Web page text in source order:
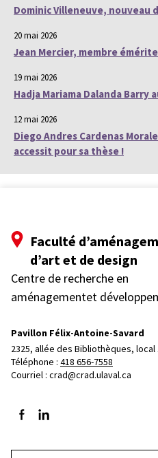
Dominic Villeneuve, nouveau
20 mai 2026
Jean Mercier, membre émérite
19 mai 2026
Hadja Mariama Dalanda Barry
12 mai 2026
Diego Andres Cardenas
accessit pour sa thèse !
Faculté
d’art et de design
Centre de recherche en
aménagementet
Pavillon Félix-Antoine-Savard
2325, allée des Bibliothèques, local
Téléphone : 418 656-7558
Courriel : crad@crad.ulaval.ca
Suivez-nous sur Facebook
Suivez-nous sur LinkedIn